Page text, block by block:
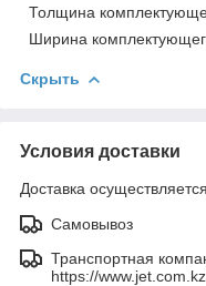
Толщина
Ширина
Скрыть
Условия доставки
Доставка
Самовывоз
Транспортная
https://